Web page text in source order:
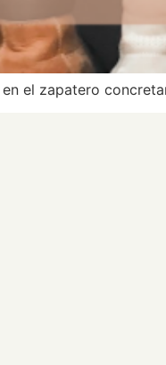
el zapatero